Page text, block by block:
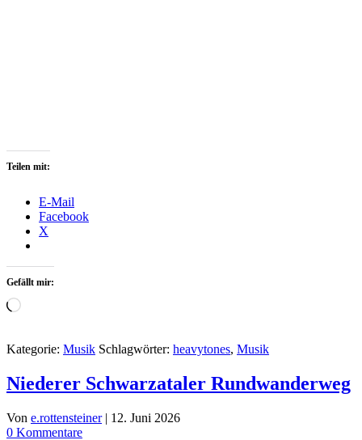
Teilen mit:
E-Mail
Facebook
X
Gefällt mir:
Wird
Kategorie: Musik Schlagwörter: heavytones, Musik
Niederer Schwarzataler Rundwanderweg
Von e.rottensteiner | 12. Juni 2026
0 Kommentare